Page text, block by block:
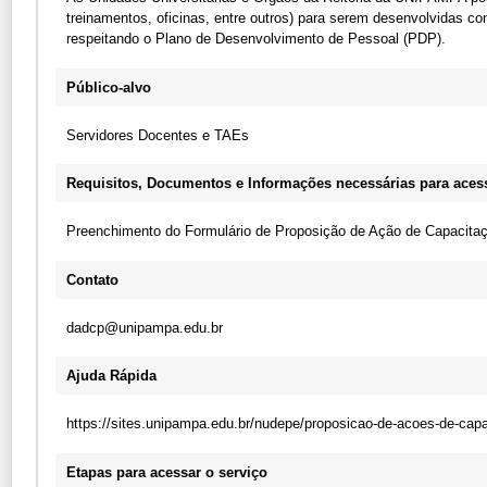
treinamentos, oficinas, entre outros) para serem desenvolvidas
respeitando o Plano de Desenvolvimento de Pessoal (PDP).
Público-alvo
Servidores Docentes e TAEs
Requisitos, Documentos e Informações necessárias para
Preenchimento do Formulário de Proposição de Ação de
Contato
dadcp@unipampa.edu.br
Ajuda Rápida
https://sites.unipampa.edu.br/nudepe/proposicao-de-acoes-de-
Etapas para acessar o serviço